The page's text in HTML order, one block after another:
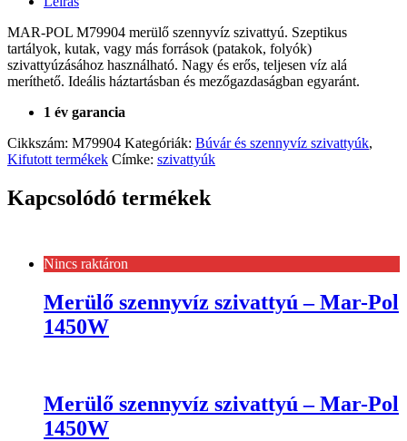
MAR-POL M79904 merülő szennyvíz szivattyú. Szeptikus
tartályok, kutak, vagy más források (patakok, folyók)
szivattyúzásához használható. Nagy és erős, teljesen víz alá
meríthető. Ideális háztartásban és mezőgazdaságban egyaránt.
1 év garancia
Cikkszám: M79904 Kategóriák: Búvár és szennyvíz szivattyúk,
Kifutott termékek Címke: szivattyúk
Kapcsolódó termékek
Nincs raktáron
Merülő szennyvíz szivattyú – Mar-Pol
1450W
Merülő szennyvíz szivattyú – Mar-Pol
1450W